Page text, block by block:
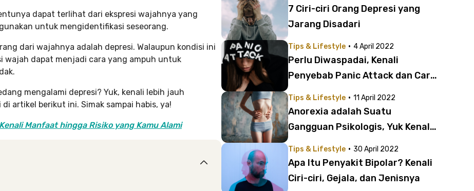
dapat terlihat dari ekspresi wajahnya yang
untuk mengidentifikasi seseorang.
dari wajahnya adalah depresi. Walaupun kondisi ini
wajah dapat menjadi cara yang ampuh untuk
mengalami depresi? Yuk, kenali lebih jauh
artikel berikut ini. Simak sampai habis, ya!
Manfaat hingga Risiko yang Kamu Alami
7 Ciri-ciri Orang Depresi yang
Jarang Disadari
Tips & Lifestyle · 4 April 2022
Perlu Diwaspadai, Kenali
Penyebab Panic Attack dan Cara
Tips & Lifestyle · 11 April 2022
Anorexia adalah Suatu
Gangguan Psikologis, Yuk Kenali
Tips & Lifestyle · 30 April 2022
Apa Itu Penyakit Bipolar? Kenali
Ciri-ciri, Gejala, dan Jenisnya